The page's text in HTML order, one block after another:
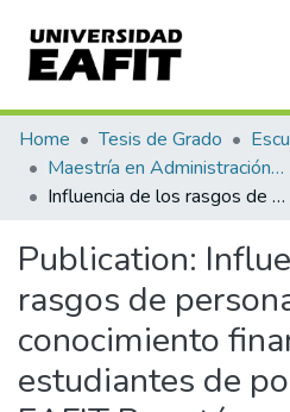
Communities & Collections
All of DSpace
Home Tesis de Grado
Maestría en Administración Financiera (tesis)
Influencia de los rasgos de personalidad en el conocimiento financiero de los estudiantes de posgrado de EAFIT Bogotá
Publication:
rasgos de
conocimiento
estudiantes de